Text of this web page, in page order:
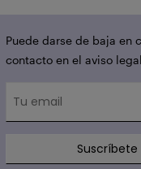
Puede darse de baja en
contacto en el aviso
Suscríbete